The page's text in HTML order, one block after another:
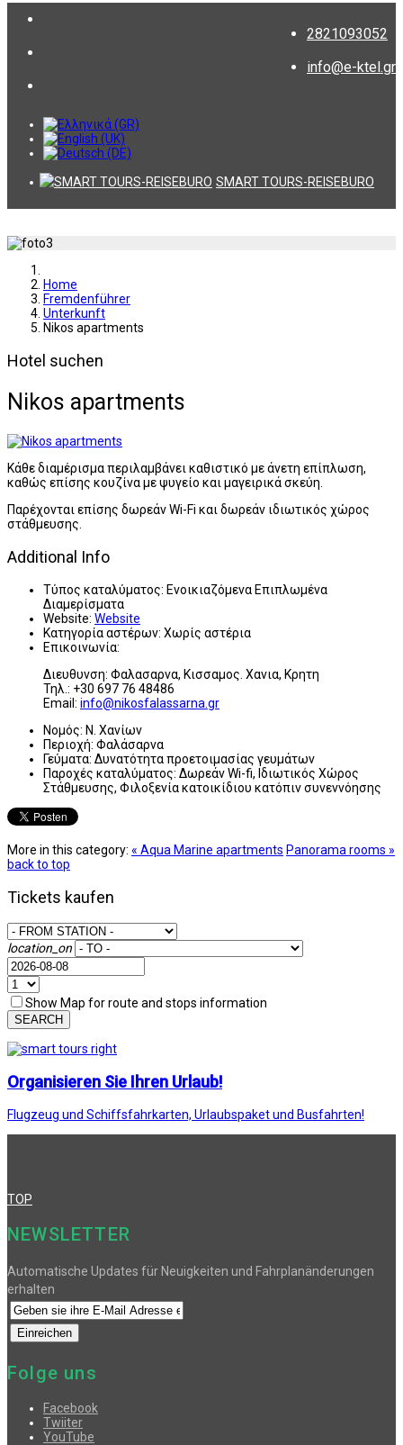
2821093052
info@e-ktel.gr
SMART TOURS-REISEBURO
Home
Fremdenführer
Unterkunft
Nikos apartments
Hotel suchen
Nikos apartments
Κάθε διαμέρισμα περιλαμβάνει καθιστικό με άνετη επίπλωση,
καθώς επίσης κουζίνα με ψυγείο και μαγειρικά σκεύη.
Παρέχονται επίσης δωρεάν Wi-Fi και δωρεάν ιδιωτικός χώρος
στάθμευσης.
Additional Info
Τύπος καταλύματος: Ενοικιαζόμενα Επιπλωμένα
Διαμερίσματα
Website: Website
Κατηγορία αστέρων: Χωρίς αστέρια
Επικοινωνία:
Διευθυνση: Φαλασαρνα, Κισσαμος. Χανια, Κρητη
Τηλ.: +30 697 76 48486
Email: info@nikosfalassarna.gr
Νομός: Ν. Χανίων
Περιοχή: Φαλάσαρνα
Γεύματα: Δυνατότητα προετοιμασίας γευμάτων
Παροχές καταλύματος: Δωρεάν Wi-fi, Ιδιωτικός Χώρος
Στάθμευσης, Φιλοξενία κατοικίδιου κατόπιν συνεννόησης
More in this category: « Aqua Marine apartments Panorama rooms »
back to top
Tickets kaufen
location_on
Show Map for route and stops information
SEARCH
Organisieren Sie Ihren Urlaub!
Flugzeug und Schiffsfahrkarten, Urlaubspaket und Busfahrten!
TOP
NEWSLETTER
Automatische Updates für Neuigkeiten und Fahrplanänderungen
erhalten
Folge uns
Facebook
Twiiter
YouTube